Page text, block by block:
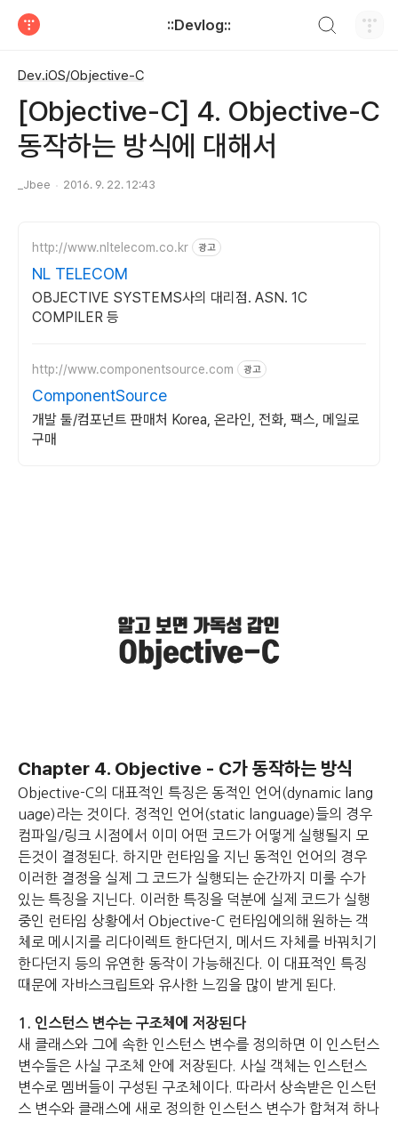
::Devlog::
Dev.iOS/Objective-C
[Objective-C] 4. Objective-C
동작하는 방식에 대해서
_Jbee 2016. 9. 22. 12:43
http://www.nltelecom.co.kr 광고
NL TELECOM
OBJECTIVE SYSTEMS사의 대리점. ASN. 1C
COMPILER 등
http://www.componentsource.com 광고
ComponentSource
개발 툴/컴포넌트 판매처 Korea, 온라인, 전화, 팩스, 메일로
구매
Chapter 4. Objective - C가 동작하는 방식
Objective-C의 대표적인 특징은 동적인 언어(dynamic lang
uage)라는 것이다. 정적인 언어(static language)들의 경우
컴파일/링크 시점에서 이미 어떤 코드가 어떻게 실행될지 모
든것이 결정된다. 하지만 런타임을 지닌 동적인 언어의 경우
이러한 결정을 실제 그 코드가 실행되는 순간까지 미룰 수가
있는 특징을 지닌다. 이러한 특징을 덕분에 실제 코드가 실행
중인 런타임 상황에서 Objective-C 런타임에의해 원하는 객
체로 메시지를 리다이렉트 한다던지, 메서드 자체를 바꿔치기
한다던지 등의 유연한 동작이 가능해진다. 이 대표적인 특징
때문에 자바스크립트와 유사한 느낌을 많이 받게 된다.
1. 인스턴스 변수는 구조체에 저장된다
새 클래스와 그에 속한 인스턴스 변수를 정의하면 이 인스턴스
변수들은 사실 구조체 안에 저장된다. 사실 객체는 인스턴스
변수로 멤버들이 구성된 구조체이다. 따라서 상속받은 인스턴
스 변수와 클래스에 새로 정의한 인스턴스 변수가 합쳐져 하나